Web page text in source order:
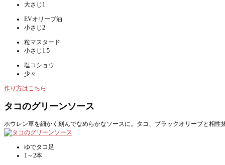
大さじ1
EVオリーブ油
小さじ2
粒マスタード
小さじ1.5
塩コショウ
少々
作り方はこちら
タコのグリーンソース
ホウレン草を細かく刻んでなめらかなソースに。タコ、ブラックオリーブと相性
ゆでタコ足
1～2本